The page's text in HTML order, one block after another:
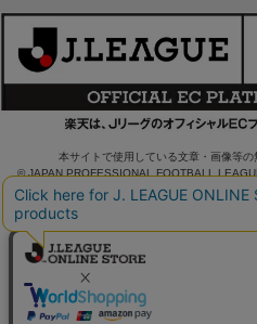
本サイトで使用している文章・画像等の
© JAPAN PROFESSIONAL FOOTBALL